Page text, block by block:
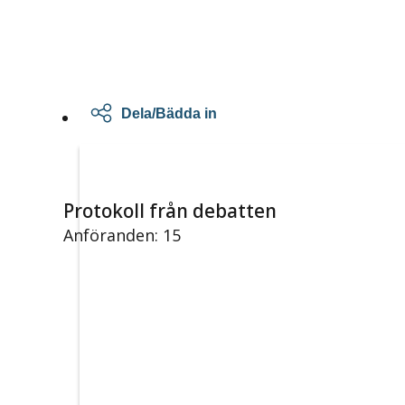
Dela/Bädda in
Protokoll från debatten
Anföranden: 15